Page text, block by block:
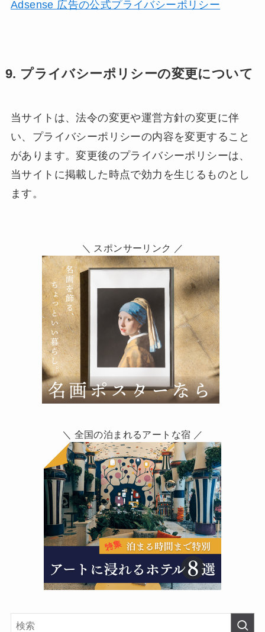
Adsense 広告の公式プライバシーポリシー
9. プライバシーポリシーの変更について
当サイトは、法令の変更や運営方針の変更に伴
い、プライバシーポリシーの内容を変更すること
があります。変更後のプライバシーポリシーは、
当サイトに掲載した時点で効力を生じるものとし
ます。
＼ スポンサーリンク ／
＼ 全国の泊まれるアートな宿 ／